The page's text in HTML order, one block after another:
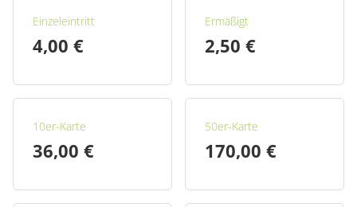
Einzeleintritt
4,00 €
Ermäßigt
2,50 €
10er-Karte
36,00 €
50er-Karte
170,00 €